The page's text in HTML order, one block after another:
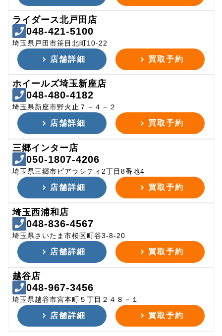
ライダース北戸田店
048-421-5100
埼玉県戸田市笹目北町10-22
店舗詳細 買取予約
ホイールズ埼玉新座店
048-480-4182
埼玉県新座市野火止７－４－２
店舗詳細 買取予約
三郷インター店
050-1807-4206
埼玉県三郷市ピアラシティ2丁目8番地4
店舗詳細 買取予約
埼玉西浦和店
048-836-4567
埼玉県さいたま市桜区町谷3-8-20
店舗詳細 買取予約
越谷店
048-967-3456
埼玉県越谷市宮本町５丁目２４８－１
店舗詳細 買取予約